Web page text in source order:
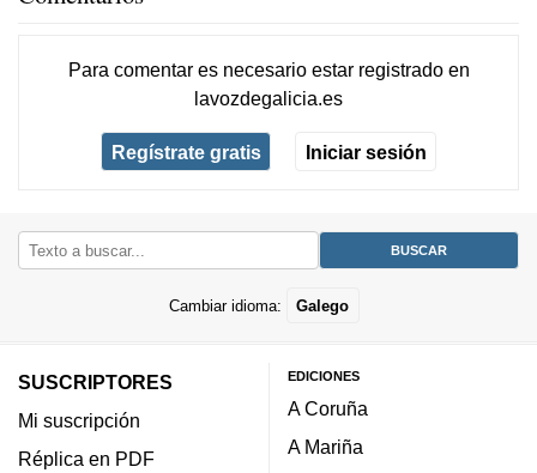
Para comentar es necesario estar registradoen
lavozdegalicia.es
Regístrate gratis Iniciar sesión
Cambiar idioma: Galego
SUSCRIPTORES
Mi suscripción
Réplica en PDF
EDICIONES
A Coruña
A Mariña